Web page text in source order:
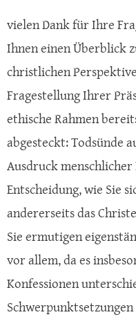
vielen Dank für Ihre
Ihnen einen Überblick
christlichen
Fragestellung Ihrer
ethische Rahmen
abgesteckt: Todsünde
Ausdruck
Entscheidung, wie Sie
andererseits das
Sie ermutigen
vor allem, da es
Konfessionen